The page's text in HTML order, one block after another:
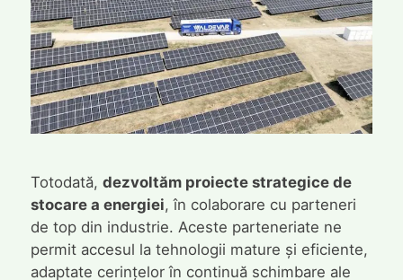
Totodată, dezvoltăm proiecte strategice de
stocare a energiei, în colaborare cu parteneri
de top din industrie. Aceste parteneriate ne
permit accesul la tehnologii mature și eficiente,
adaptate cerințelor în continuă schimbare ale